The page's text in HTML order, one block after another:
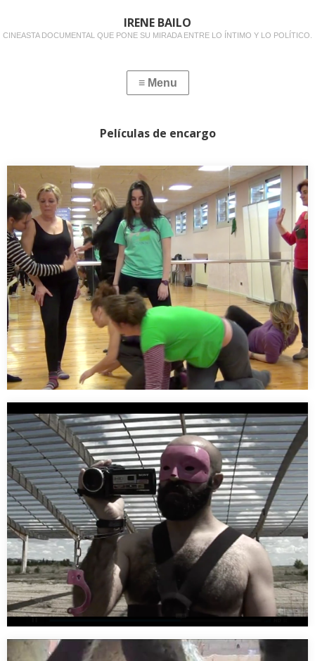
IRENE BAILO
CINEASTA DOCUMENTAL QUE PONE SU MIRADA ENTRE LO ÍNTIMO Y LO POLÍTICO.
Películas de encargo
La talla 38 me oprime…
¿Qué nos oprime a las mujeres? ¿Cuál es la imagen que
debemos mostrar a la sociedad?…
Cortinilla Zinentiendo